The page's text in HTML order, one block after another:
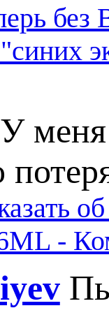
без
У меня
-